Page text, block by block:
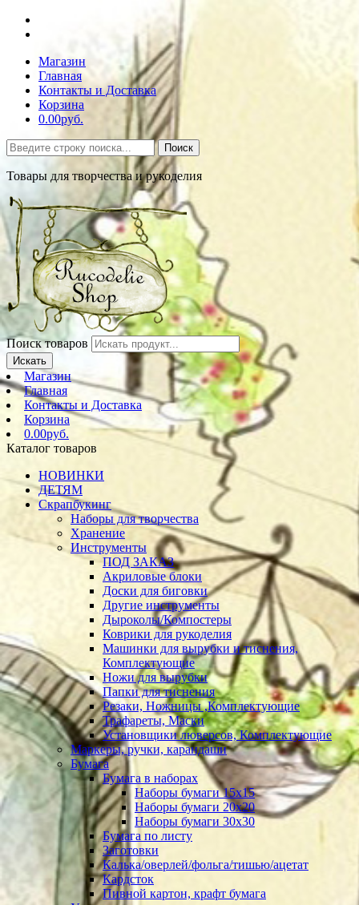
Магазин
Главная
Контакты и Доставка
Корзина
0.00руб.
Поиск
Товары для творчества и рукоделия
Поиск товаров
Искать
Магазин
Главная
Контакты и Доставка
Корзина
0.00руб.
Каталог товаров
НОВИНКИ
ДЕТЯМ
Скрапбукинг
Наборы для творчества
Хранение
Инструменты
ПОД ЗАКАЗ
Акриловые блоки
Доски для биговки
Другие инструменты
Дыроколы/Компостеры
Коврики для рукоделия
Машинки для вырубки и тиснения,
Комплектующие
Ножи для вырубки
Папки для тиснения
Резаки, Ножницы ,Комплектующие
Трафареты, Маски
Установщики люверсов, Комплектующие
Маркеры, ручки, карандаши
Бумага
Бумага в наборах
Наборы бумаги 15х15
Наборы бумаги 20х20
Наборы бумаги 30х30
Бумага по листу
Заготовки
Калька/оверлей/фольга/тишью/ацетат
Кардсток
Пивной картон, крафт бумага